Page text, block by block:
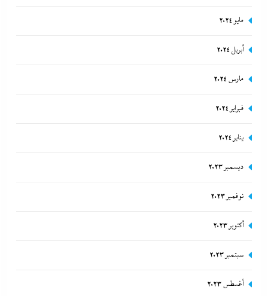
مايو 2024
أبريل 2024
مارس 2024
فبراير 2024
يناير 2024
ديسمبر 2023
نوفمبر 2023
أكتوبر 2023
سبتمبر 2023
أغسطس 2023